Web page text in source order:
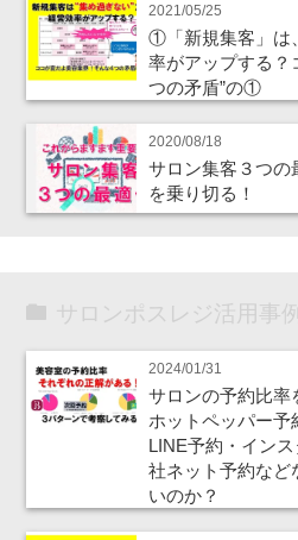
2021/05/25
①「新規集客」は
率がアップする？
つの矛盾”の①
2020/08/18
サロン集客３つの
を乗り切る！
サロンポスレジ活用事例
2024/01/31
サロンの予約比率
ホットペッパー予
LINE予約・イン
社ネット予約など
いのか？